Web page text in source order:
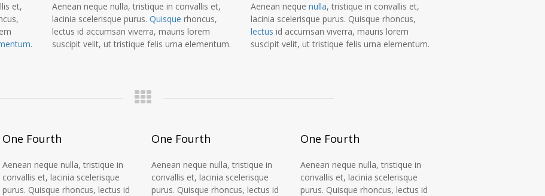
et,
.
Aenean neque nulla, tristique in convallis et,
lacinia scelerisque purus. Quisque rhoncus,
lectus id accumsan viverra, mauris lorem
suscipit velit, ut tristique felis urna elementum.
Aenean neque nulla, tristique in convallis et,
lacinia scelerisque purus. Quisque rhoncus,
lectus id accumsan viverra, mauris lorem
suscipit velit, ut tristique felis urna elementum.
One Fourth
Aenean neque nulla, tristique in
convallis et, lacinia scelerisque
purus. Quisque rhoncus, lectus id
One Fourth
Aenean neque nulla, tristique in
convallis et, lacinia scelerisque
purus. Quisque rhoncus, lectus id
One Fourth
Aenean neque nulla, tristique in
convallis et, lacinia scelerisque
purus. Quisque rhoncus, lectus id